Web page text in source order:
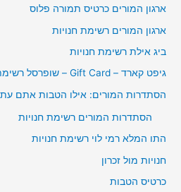
ארגון המורים כרטיס תמורה פלוס
ארגון המורים רשימת חנויות
ביג אילת רשימת חנויות
גיפט קארד – Gift Card – שופרסל רשימת חנויות
הסתדרות המורים: אילו הטבות אתם
הסתדרות המורים רשימת חנויות
התו המלא רמי לוי רשימת חנויות
חנויות מול זכרון
כרטיס הטבות